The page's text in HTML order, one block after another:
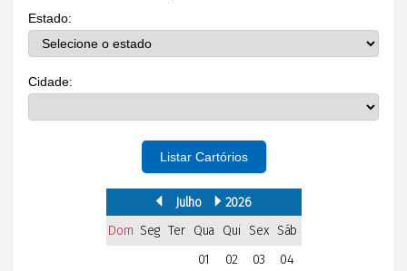
Estado:
Cidade:
Listar Cartórios